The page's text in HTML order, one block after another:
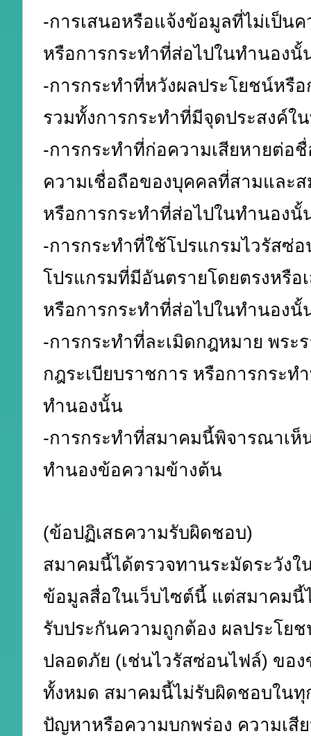
-การเสนอหรือแจ้งข้อมูลที่ไม่เป็นค
หรือการกระทำที่ส่อไปในทำนองนั้
-การกระทำที่หวังผลประโยชน์หรือ
รวมทั้งการกระทำที่มีจุดประสงค์ใ
-การกระทำที่ก่อความเสียหายต่อชื่
ความเชื่อถือของบุคคลที่สามและ
หรือการกระทำที่ส่อไปในทำนองนั้
-การกระทำที่ใช้โปรแกรมไวรัสซ่
โปรแกรมที่มีอันตรายโดยตรงหรือ
หรือการกระทำที่ส่อไปในทำนองนั้
-การกระทำที่ละเมิดกฎหมาย พร
กฎระเบียบราชการ หรือการกระท
ทำนองนั้น
-การกระทำที่สมาคมนี้พิจารณาเห็
ทำนองข้อความข้างต้น
(ข้อปฏิเสธความรับผิดชอบ)
สมาคมนี้ได้ตรวจทานระมัดระวังใ
ข้อมูลสื่อในเว็บไซต์นี้ แต่สมาคมนี้
รับประกันความถูกต้อง ผลประโย
ปลอดภัย (เช่นไวรัสซ่อนไฟล์) ขอ
ทั้งหมด สมาคมนี้ไม่รับผิดชอบใน
ปัญหาหรือความบกพร่อง ความเสี